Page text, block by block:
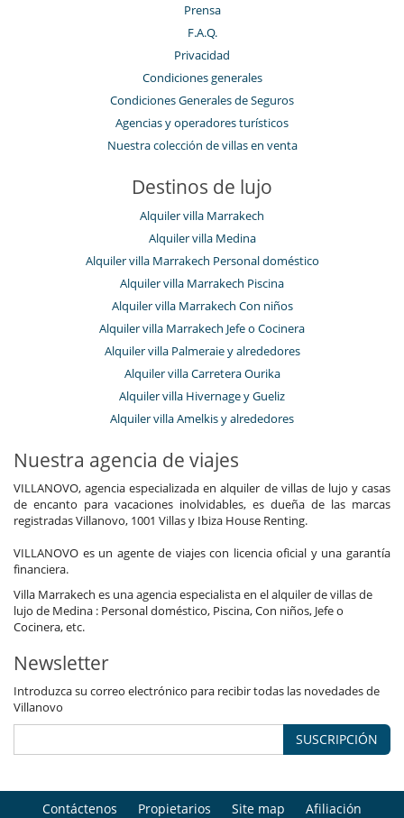
Prensa
F.A.Q.
Privacidad
Condiciones generales
Condiciones Generales de Seguros
Agencias y operadores turísticos
Nuestra colección de villas en venta
Destinos de lujo
Alquiler villa Marrakech
Alquiler villa Medina
Alquiler villa Marrakech Personal doméstico
Alquiler villa Marrakech Piscina
Alquiler villa Marrakech Con niños
Alquiler villa Marrakech Jefe o Cocinera
Alquiler villa Palmeraie y alrededores
Alquiler villa Carretera Ourika
Alquiler villa Hivernage y Gueliz
Alquiler villa Amelkis y alrededores
Nuestra agencia de viajes
VILLANOVO, agencia especializada en alquiler de villas de lujo y casas
de encanto para vacaciones inolvidables, es dueña de las marcas
registradas Villanovo, 1001 Villas y Ibiza House Renting.
VILLANOVO es un agente de viajes con licencia oficial y una garantía
financiera.
Villa Marrakech es una agencia especialista en el alquiler de villas de
lujo de Medina : Personal doméstico, Piscina, Con niños, Jefe o
Cocinera, etc.
Newsletter
Introduzca su correo electrónico para recibir todas las novedades de
Villanovo
SUSCRIPCIÓN
Contáctenos Propietarios Site map Afiliación